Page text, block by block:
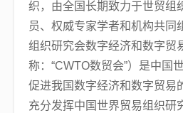
织，由全国长期致力于世贸组
员、权威专家学者和机构共同
组织研究会数字经济和数字贸
称：“CWTO数贸会”）是中国
促进我国数字经济和数字贸易
充分发挥中国世界贸易组织研